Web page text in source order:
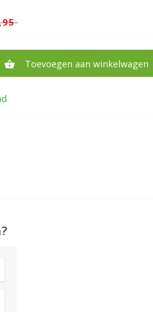
Toevoegen aan winkelwagen